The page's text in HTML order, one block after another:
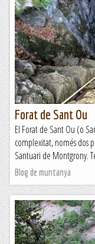
Escursió a Sant
El Montbaig o cim de
de només 292 metres
de Llobregat. Tot i que
Blog de muntanya
Forat de Sant Ou
El Forat de Sant Ou (o
complexitat, només dos
Santuari de Montgrony.
Blog de muntanya